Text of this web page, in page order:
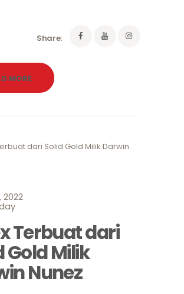
Share:
MORE
2022
Terbuat dari
Gold Milik
Nunez